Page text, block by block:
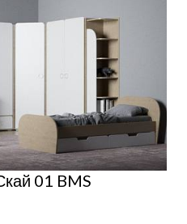
01 BMS